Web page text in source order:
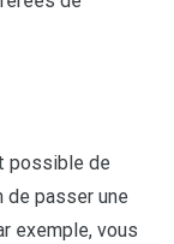
possible de
passer une
exemple, vous